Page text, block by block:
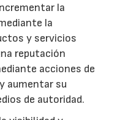
la
la
y servicios
reputación
acciones de
aumentar su
de autoridad.